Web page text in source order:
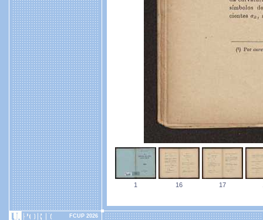
1 16 17
FCUP 2026